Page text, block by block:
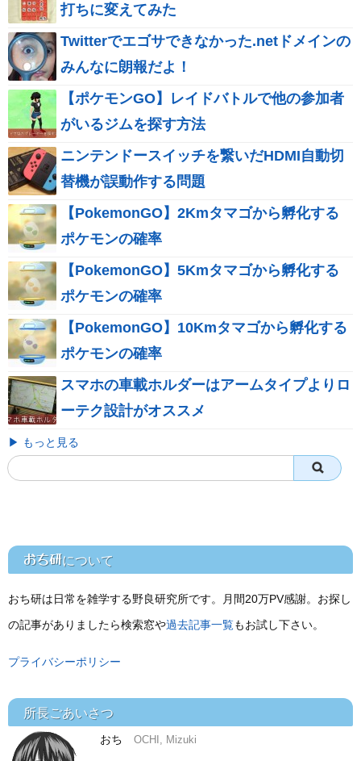
打ちに変えてみた
Twitterでエゴサできなかった.netドメインの
みんなに朗報だよ！
【ポケモンGO】レイドバトルで他の参加者
がいるジムを探す方法
ニンテンドースイッチを繋いだHDMI自動切
替機が誤動作する問題
【PokemonGO】2Kmタマゴから孵化する
ポケモンの確率
【PokemonGO】5Kmタマゴから孵化する
ポケモンの確率
【PokemonGO】10Kmタマゴから孵化する
ポケモンの確率
スマホの車載ホルダーはアームタイプよりロ
ーテク設計がオススメ
▶ もっと見る
おち研について
おち研は日常を雑学する野良研究所です。月間20万PV感謝。お探し
の記事がありましたら検索窓や過去記事一覧もお試し下さい。
プライバシーポリシー
所長ごあいさつ
おち OCHI, Mizuki